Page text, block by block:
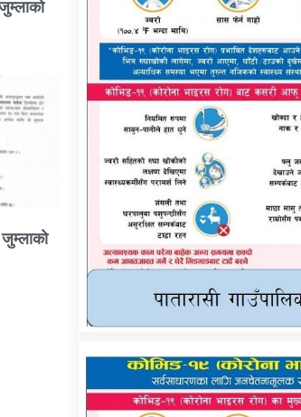
जुम्लाको